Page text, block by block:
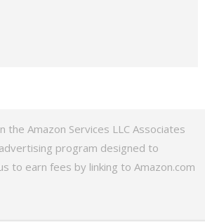
the Amazon Services LLC Associates
program designed to
to earn fees by linking to Amazon.com